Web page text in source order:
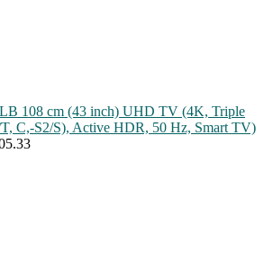
108 cm (43 inch) UHD TV (4K, Triple
C,-S2/S), Active HDR, 50 Hz, Smart TV)